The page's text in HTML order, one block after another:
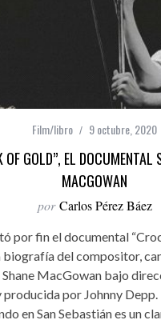
Film/libro 9 octubre, 2020
OF GOLD”, EL DOCUMENTAL
MACGOWAN
por Carlos Pérez Báez
por fin el documental
biografía del compositor,
MacGowan bajo
producida por Johnny
en San Sebastián es un